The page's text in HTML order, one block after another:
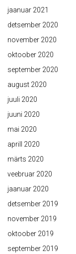
jaanuar 2021
detsember 2020
november 2020
oktoober 2020
september 2020
august 2020
juuli 2020
juuni 2020
mai 2020
aprill 2020
märts 2020
veebruar 2020
jaanuar 2020
detsember 2019
november 2019
oktoober 2019
september 2019